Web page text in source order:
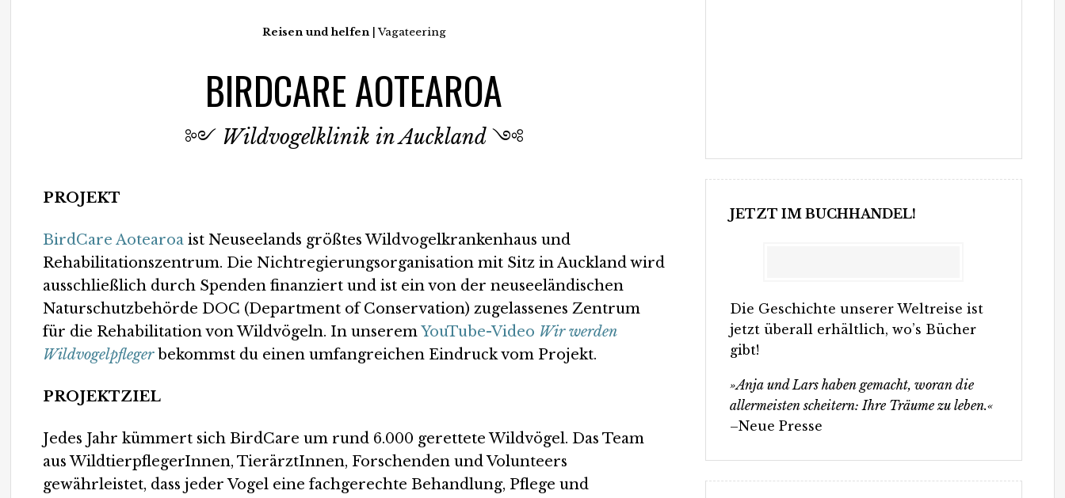
Reisen und helfen | Vagateering
BIRDCARE AOTEAROA
༻ Wildvogelklinik in Auckland༺
PROJEKT
BirdCare Aotearoa ist Neuseelands größtes Wildvogelkrankenhaus und
Rehabilitationszentrum. Die Nichtregierungsorganisation mit Sitz in Auckland wird
ausschließlich durch Spenden finanziert und ist ein von der neuseeländischen
Naturschutzbehörde DOC (Department of Conservation) zugelassenes Zentrum
für die Rehabilitation von Wildvögeln. In unseremYouTube-Video Wir werden
Wildvogelpflegerbekommst du einen umfangreichen Eindruck vom Projekt.
PROJEKTZIEL
Jedes Jahr kümmert sich BirdCare um rund 6.000 gerettete Wildvögel. Das Team
aus WildtierpflegerInnen, TierärztInnen, Forschenden und Volunteers
gewährleistet, dass jeder Vogel eine fachgerechte Behandlung, Pflege und
JETZT IM BUCHHANDEL!
Die Geschichte unserer Weltreise ist
jetzt überall erhältlich, wo’s Bücher
gibt!
»Anja und Lars haben gemacht, woran die
allermeisten scheitern: Ihre Träume zu leben.«
–Neue Presse